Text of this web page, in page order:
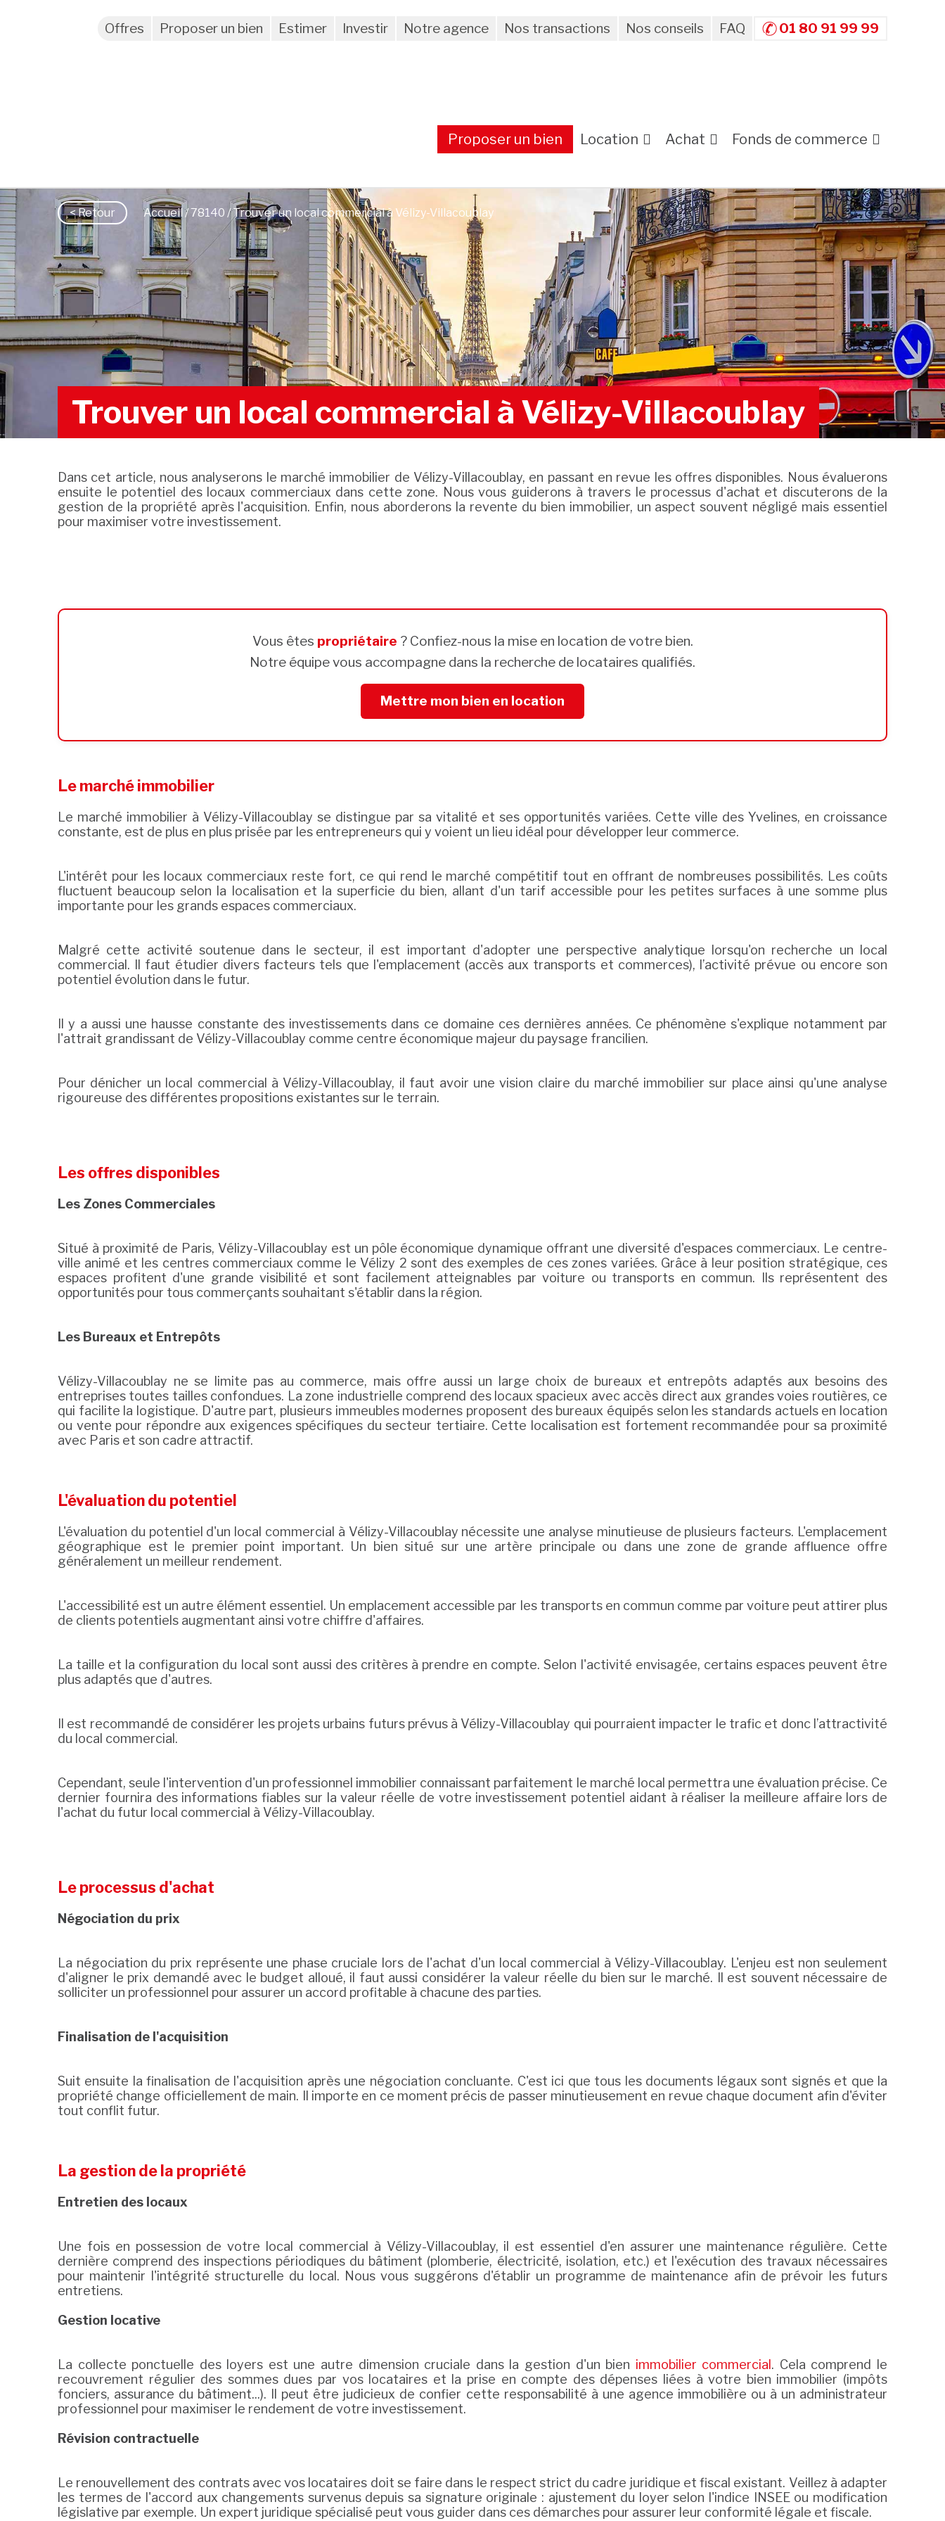
Offres Proposer un bien Estimer Investir Notre agence Nos transactions Nos conseils FAQ 01 80 91 99 99
Proposer un bien Location Achat Fonds de commerce
< Retour Accueil/78140 / Trouver un local commercial à Vélizy-Villacoublay
Trouver un local commercial à Vélizy-Villacoublay
Dans cet article, nous analyserons le marché immobilier de Vélizy-Villacoublay, en passant en revue les offres disponibles. Nous évaluerons
ensuite le potentiel des locaux commerciaux dans cette zone. Nous vous guiderons à travers le processus d'achat et discuterons de la
gestion de la propriété après l'acquisition. Enfin, nous aborderons la revente du bien immobilier, un aspect souvent négligé mais essentiel
pour maximiser votre investissement.
Vous êtes propriétaire ? Confiez-nous la mise en location de votre bien.
Notre équipe vous accompagne dans la recherche de locataires qualifiés.
Mettre mon bien en location
Le marché immobilier
Le marché immobilier à Vélizy-Villacoublay se distingue par sa vitalité et ses opportunités variées. Cette ville des Yvelines, en croissance
constante, est de plus en plus prisée par les entrepreneurs qui y voient un lieu idéal pour développer leur commerce.
L'intérêt pour les locaux commerciaux reste fort, ce qui rend le marché compétitif tout en offrant de nombreuses possibilités. Les coûts
fluctuent beaucoup selon la localisation et la superficie du bien, allant d'un tarif accessible pour les petites surfaces à une somme plus
importante pour les grands espaces commerciaux.
Malgré cette activité soutenue dans le secteur, il est important d'adopter une perspective analytique lorsqu'on recherche un local
commercial. Il faut étudier divers facteurs tels que l'emplacement (accès aux transports et commerces), l’activité prévue ou encore son
potentiel évolution dans le futur.
Il y a aussi une hausse constante des investissements dans ce domaine ces dernières années. Ce phénomène s'explique notamment par
l'attrait grandissant de Vélizy-Villacoublay comme centre économique majeur du paysage francilien.
Pour dénicher un local commercial à Vélizy-Villacoublay, il faut avoir une vision claire du marché immobilier sur place ainsi qu'une analyse
rigoureuse des différentes propositions existantes sur le terrain.
Les offres disponibles
Les Zones Commerciales
Situé à proximité de Paris, Vélizy-Villacoublay est un pôle économique dynamique offrant une diversité d'espaces commerciaux. Le centre-
ville animé et les centres commerciaux comme le Vélizy 2 sont des exemples de ces zones variées. Grâce à leur position stratégique, ces
espaces profitent d'une grande visibilité et sont facilement atteignables par voiture ou transports en commun. Ils représentent des
opportunités pour tous commerçants souhaitant s'établir dans la région.
Les Bureaux et Entrepôts
Vélizy-Villacoublay ne se limite pas au commerce, mais offre aussi un large choix de bureaux et entrepôts adaptés aux besoins des
entreprises toutes tailles confondues. La zone industrielle comprend des locaux spacieux avec accès direct aux grandes voies routières, ce
qui facilite la logistique. D'autre part, plusieurs immeubles modernes proposent des bureaux équipés selon les standards actuels en location
ou vente pour répondre aux exigences spécifiques du secteur tertiaire. Cette localisation est fortement recommandée pour sa proximité
avec Paris et son cadre attractif.
L'évaluation du potentiel
L'évaluation du potentiel d'un local commercial à Vélizy-Villacoublay nécessite une analyse minutieuse de plusieurs facteurs. L'emplacement
géographique est le premier point important. Un bien situé sur une artère principale ou dans une zone de grande affluence offre
généralement un meilleur rendement.
L'accessibilité est un autre élément essentiel. Un emplacement accessible par les transports en commun comme par voiture peut attirer plus
de clients potentiels augmentant ainsi votre chiffre d'affaires.
La taille et la configuration du local sont aussi des critères à prendre en compte. Selon l'activité envisagée, certains espaces peuvent être
plus adaptés que d'autres.
Il est recommandé de considérer les projets urbains futurs prévus à Vélizy-Villacoublay qui pourraient impacter le trafic et donc l’attractivité
du local commercial.
Cependant, seule l'intervention d'un professionnel immobilier connaissant parfaitement le marché local permettra une évaluation précise. Ce
dernier fournira des informations fiables sur la valeur réelle de votre investissement potentiel aidant à réaliser la meilleure affaire lors de
l'achat du futur local commercial à Vélizy-Villacoublay.
Le processus d'achat
Négociation du prix
La négociation du prix représente une phase cruciale lors de l'achat d'un local commercial à Vélizy-Villacoublay. L'enjeu est non seulement
d'aligner le prix demandé avec le budget alloué, il faut aussi considérer la valeur réelle du bien sur le marché. Il est souvent nécessaire de
solliciter un professionnel pour assurer un accord profitable à chacune des parties.
Finalisation de l'acquisition
Suit ensuite la finalisation de l'acquisition après une négociation concluante. C'est ici que tous les documents légaux sont signés et que la
propriété change officiellement de main. Il importe en ce moment précis de passer minutieusement en revue chaque document afin d'éviter
tout conflit futur.
La gestion de la propriété
Entretien des locaux
Une fois en possession de votre local commercial à Vélizy-Villacoublay, il est essentiel d'en assurer une maintenance régulière. Cette
dernière comprend des inspections périodiques du bâtiment (plomberie, électricité, isolation, etc.) et l'exécution des travaux nécessaires
pour maintenir l'intégrité structurelle du local. Nous vous suggérons d'établir un programme de maintenance afin de prévoir les futurs
entretiens.
Gestion locative
La collecte ponctuelle des loyers est une autre dimension cruciale dans la gestion d'un bien immobilier commercial . Cela comprend le
recouvrement régulier des sommes dues par vos locataires et la prise en compte des dépenses liées à votre bien immobilier (impôts
fonciers, assurance du bâtiment...). Il peut être judicieux de confier cette responsabilité à une agence immobilière ou à un administrateur
professionnel pour maximiser le rendement de votre investissement.
Révision contractuelle
Le renouvellement des contrats avec vos locataires doit se faire dans le respect strict du cadre juridique et fiscal existant. Veillez à adapter
les termes de l'accord aux changements survenus depuis sa signature originale : ajustement du loyer selon l'indice INSEE ou modification
législative par exemple. Un expert juridique spécialisé peut vous guider dans ces démarches pour assurer leur conformité légale et fiscale.